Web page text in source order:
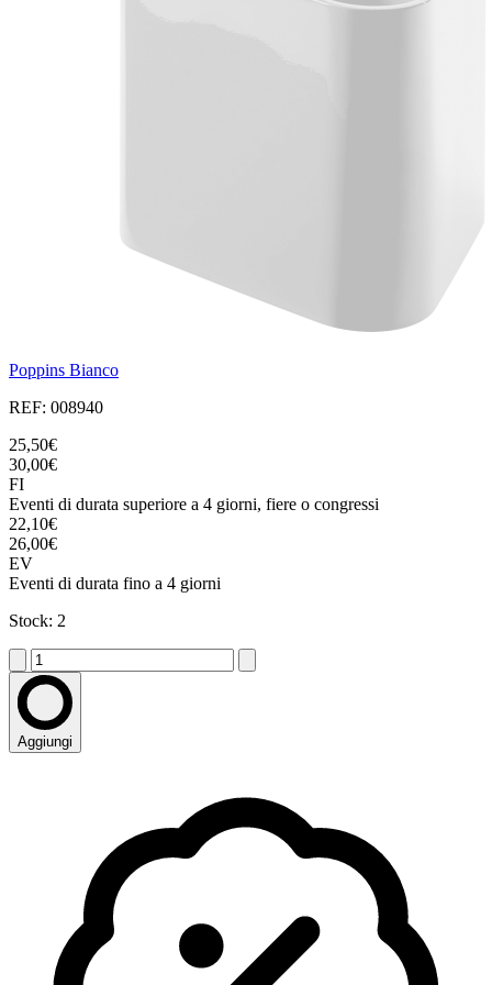
Poppins Bianco
REF: 008940
25,50€
30,00€
FI
Eventi di durata superiore a 4 giorni, fiere o congressi
22,10€
26,00€
EV
Eventi di durata fino a 4 giorni
Stock: 2
Aggiungi